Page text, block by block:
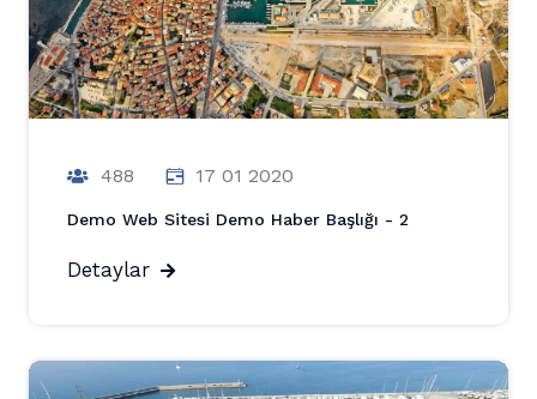
488 17 01 2020
Demo Web Sitesi Demo Haber Başlığı - 2
Detaylar